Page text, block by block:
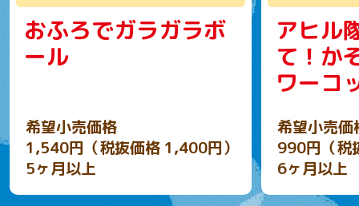
おふろでガラガラボ
ール
希望小売価格
1,540円（税抜価格 1,400円）
5ヶ月以上
アヒル
て！か
ワーコ
希望小売価
990円（税
6ヶ月以上